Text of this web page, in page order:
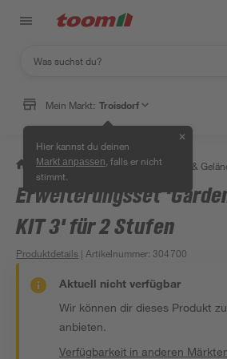
Mein Markt: Troisdorf
Hier kannst du deinen
Markt anpassen , falls er nicht
stimmt.
✕
/ Bauen & Renovieren / Treppen &
Erweiterungsset
KIT 3' für 2 Stufen
Produktdetails | Artikelnummer:304700
Aktuell nicht verfügbar
Wir können dir dieses Produkt
anbieten.
Verfügbarkeit in anderen